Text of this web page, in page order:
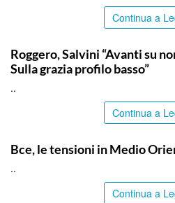
Continua a
Roggero, Salvini “Avanti su
Sulla grazia profilo basso”
..
Continua a
Bce, le tensioni in Medio
..
Continua a